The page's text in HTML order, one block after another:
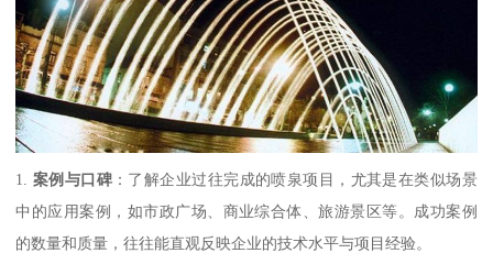
1. 案例与口碑 ：了解企业过往完成的喷泉项目，尤其是在类似场景
中的应用案例，如市政广场、商业综合体、旅游景区等。成功案例
的数量和质量，往往能直观反映企业的技术水平与项目经验。